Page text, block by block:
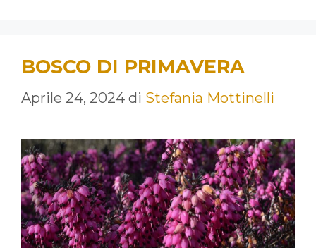
BOSCO DI PRIMAVERA
Aprile 24, 2024 di Stefania Mottinelli